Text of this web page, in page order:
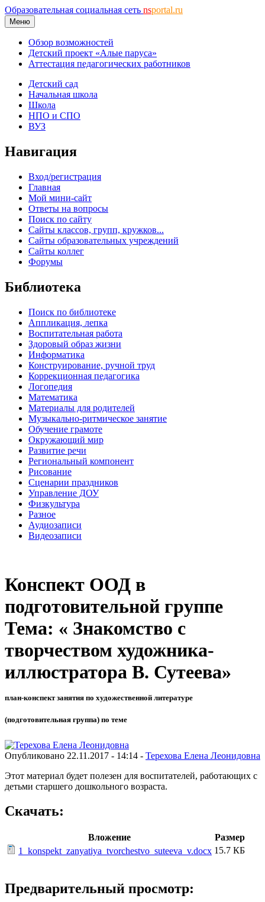
Образовательная социальная сеть nsportal.ru
Меню
Обзор возможностей
Детский проект «Алые паруса»
Аттестация педагогических работников
Детский сад
Начальная школа
Школа
НПО и СПО
ВУЗ
Навигация
Вход/регистрация
Главная
Мой мини-сайт
Ответы на вопросы
Поиск по сайту
Сайты классов, групп, кружков...
Сайты образовательных учреждений
Сайты коллег
Форумы
Библиотека
Поиск по библиотеке
Аппликация, лепка
Воспитательная работа
Здоровый образ жизни
Информатика
Конструирование, ручной труд
Коррекционная педагогика
Логопедия
Математика
Материалы для родителей
Музыкально-ритмическое занятие
Обучение грамоте
Окружающий мир
Развитие речи
Региональный компонент
Рисование
Сценарии праздников
Управление ДОУ
Физкультура
Разное
Аудиозаписи
Видеозаписи
Конспект ООД в
подготовительной группе
Тема: « Знакомство с
творчеством художника-
иллюстратора В. Сутеева»
план-конспект занятия по художественной литературе
(подготовительная группа) по теме
Опубликовано 22.11.2017 - 14:14 - Терехова Елена Леонидовна
Этот материал будет полезен для воспитателей, работающих с
детьми старшего дошкольного возраста.
Скачать:
Вложение
Размер
1_konspekt_zanyatiya_tvorchestvo_suteeva_v.docx 15.7 КБ
Предварительный просмотр: